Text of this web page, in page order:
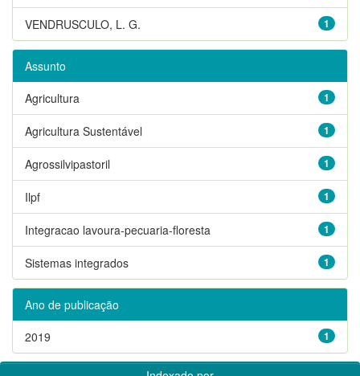
1
VENDRUSCULO, L. G.
Assunto
1
Agricultura
1
Agricultura Sustentável
1
Agrossilvipastoril
1
Ilpf
1
Integracao lavoura-pecuaria-floresta
1
Sistemas integrados
Ano de publicação
1
2019